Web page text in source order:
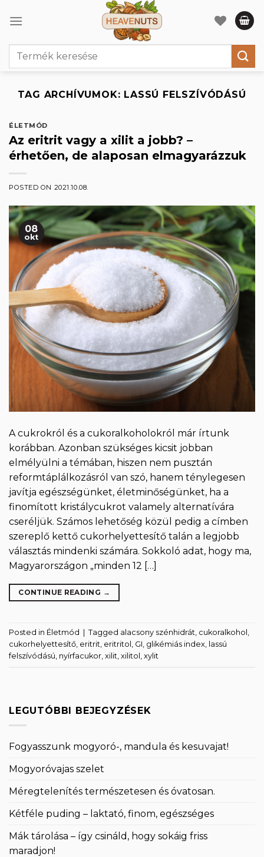
Keresés
TAG ARCHÍVUMOK: LASSÚ FELSZÍVÓDÁSÚ
ÉLETMÓD
Az eritrit vagy a xilit a jobb? –
érhetően, de alaposan elmagyarázzuk
POSTED ON 2021.10.08.
08
okt
A cukrokról és a cukoralkoholokról már írtunk
korábban. Azonban szükséges kicsit jobban
elmélyülni a témában, hiszen nem pusztán
reformtáplálkozásról van szó, hanem ténylegesen
javítja egészségünket, életminőségünket, ha a
finomított kristálycukrot valamely alternatívára
cseréljük. Számos lehetőség közül pedig a címben
szereplő kettő cukorhelyettesítő talán a legjobb
választás mindenki számára. Sokkoló adat, hogy ma,
Magyarországon „minden 12 […]
CONTINUE READING →
Posted in Életmód Tagged alacsony szénhidrát, cukoralkohol ,
cukorhelyettesítő, eritrit, eritritol , GI, glikémiás index, lassú
felszívódású, nyírfacukor, xilit, xilitol , xylit
LEGUTÓBBI BEJEGYZÉSEK
Fogyasszunk mogyoró-, mandula és kesuvajat!
Mogyoróvajas szelet
Méregtelenítés természetesen és óvatosan.
Kétféle puding – laktató, finom, egészséges
Mák tárolása – így csináld, hogy sokáig friss
maradjon!